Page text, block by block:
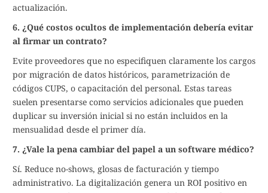
actualización.
6. ¿Qué costos ocultos de implementación debería evitar
al firmar un contrato?
Evite proveedores que no especifiquen claramente los cargos
por migración de datos históricos, parametrización de
códigos CUPS, o capacitación del personal. Estas tareas
suelen presentarse como servicios adicionales que pueden
duplicar su inversión inicial si no están incluidos en la
mensualidad desde el primer día.
7. ¿Vale la pena cambiar del papel a un software médico?
Sí. Reduce no-shows, glosas de facturación y tiempo
administrativo. La digitalización genera un ROI positivo en